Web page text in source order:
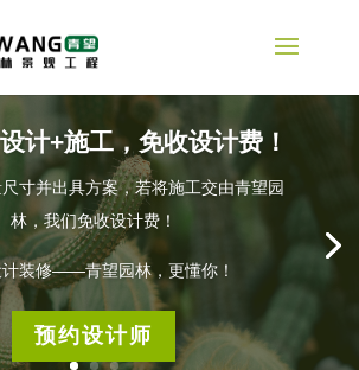
计+施工，免收设计费！
寸并出具方案，若将施工交由青望园
林，我们免收设计费！
装修——青望园林，更懂你！
预约设计师